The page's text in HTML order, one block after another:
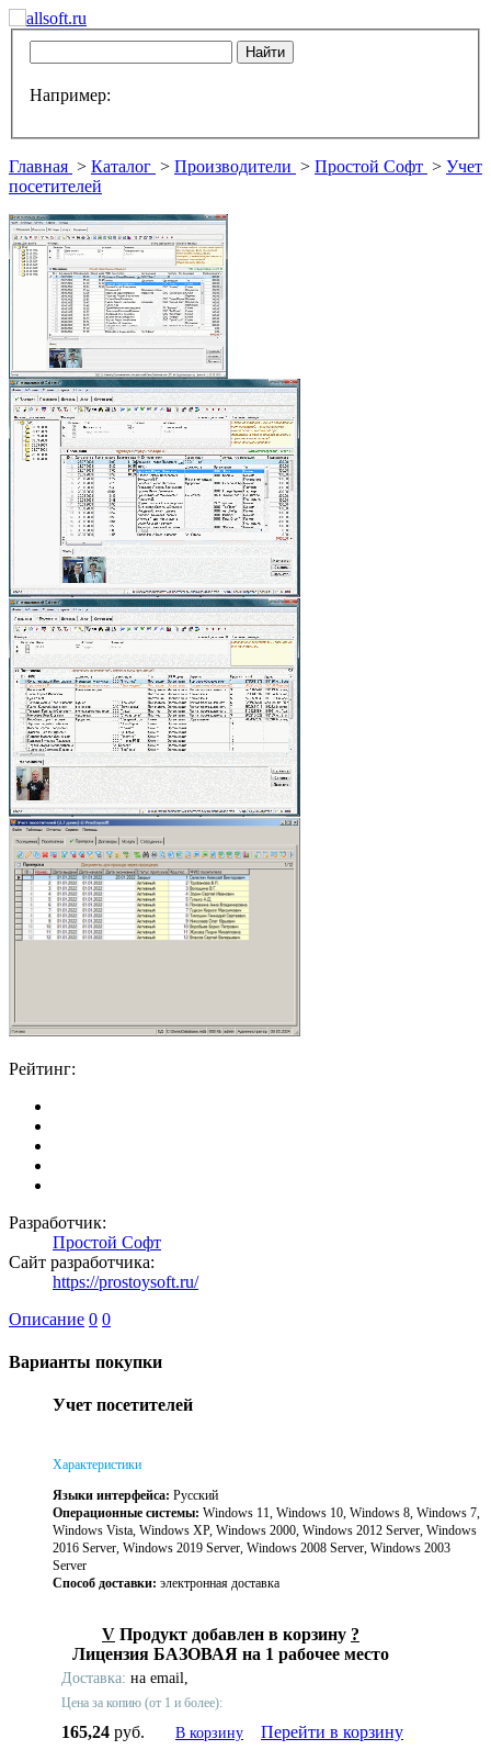
Например:
Главная > Каталог > Производители > Простой Софт > Учет
посетителей
Рейтинг:
Разработчик:
Простой Софт
Сайт разработчика:
https://prostoysoft.ru/
Описание 0 0
Варианты покупки
Учет посетителей
Характеристики
Языки интерфейса: Русский
Операционные системы: Windows 11, Windows 10, Windows 8, Windows 7,
Windows Vista, Windows XP, Windows 2000, Windows 2012 Server, Windows
2016 Server, Windows 2019 Server, Windows 2008 Server, Windows 2003
Server
Способ доставки: электронная доставка
V Продукт добавлен в корзину ?
Лицензия БАЗОВАЯ на 1 рабочее место
Доставка: на email,
Цена за копию (от 1 и более):
165,24 руб. В корзину Перейти в корзину